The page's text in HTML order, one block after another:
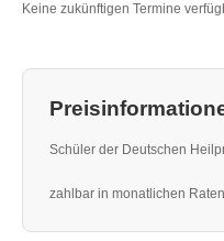
Keine zukünftigen Termine
Schüler der Deutschen
zahlbar in monatlichen